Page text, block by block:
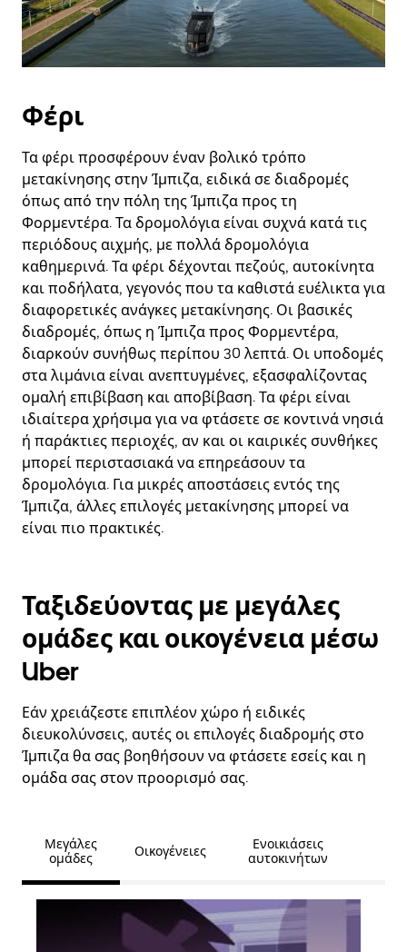
Φέρι
Τα φέρι προσφέρουν έναν βολικό τρόπο
μετακίνησης στην Ίμπιζα, ειδικά σε διαδρομές
όπως από την πόλη της Ίμπιζα προς τη
Φορμεντέρα. Τα δρομολόγια είναι συχνά κατά τις
περιόδους αιχμής, με πολλά δρομολόγια
καθημερινά. Τα φέρι δέχονται πεζούς, αυτοκίνητα
και ποδήλατα, γεγονός που τα καθιστά ευέλικτα για
διαφορετικές ανάγκες μετακίνησης. Οι βασικές
διαδρομές, όπως η Ίμπιζα προς Φορμεντέρα,
διαρκούν συνήθως περίπου 30 λεπτά. Οι υποδομές
στα λιμάνια είναι ανεπτυγμένες, εξασφαλίζοντας
ομαλή επιβίβαση και αποβίβαση. Τα φέρι είναι
ιδιαίτερα χρήσιμα για να φτάσετε σε κοντινά νησιά
ή παράκτιες περιοχές, αν και οι καιρικές συνθήκες
μπορεί περιστασιακά να επηρεάσουν τα
δρομολόγια. Για μικρές αποστάσεις εντός της
Ίμπιζα, άλλες επιλογές μετακίνησης μπορεί να
είναι πιο πρακτικές.
Ταξιδεύοντας με μεγάλες
ομάδες και οικογένεια μέσω
Uber
Εάν χρειάζεστε επιπλέον χώρο ή ειδικές
διευκολύνσεις, αυτές οι επιλογές διαδρομής στο
Ίμπιζα θα σας βοηθήσουν να φτάσετε εσείς και η
ομάδα σας στον προορισμό σας.
Μεγάλες
ομάδες
Οικογένειες
Ενοικιάσεις
αυτοκινήτων